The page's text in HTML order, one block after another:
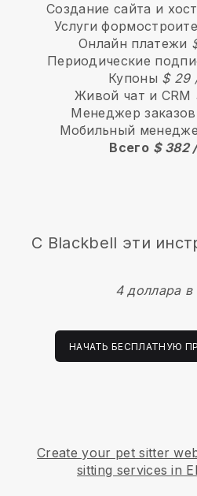
Создание сайта и
Услуги
Онлайн платежи
Периодические
Купоны $ 29
Живой чат и CRM
Менеджер заказов
Мобильный
Всего $ 382
С Blackbell эти
4 доллара
НАЧАТЬ БЕСПЛАТНУЮ
Create your pet sitter
sitting services in